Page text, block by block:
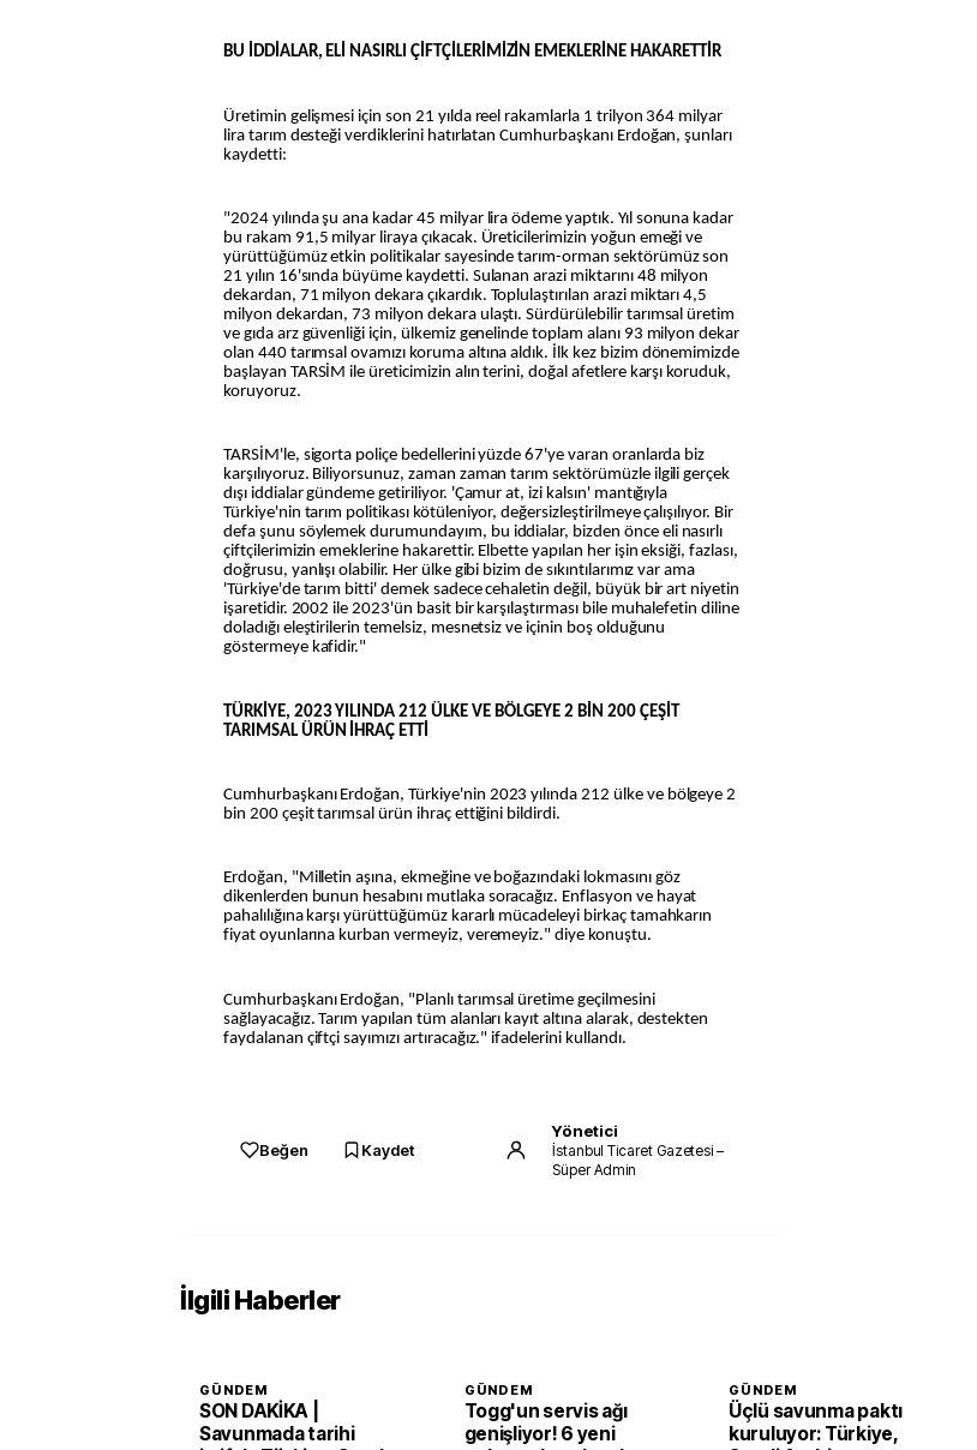
BU İDDİALAR, ELİ NASIRLI ÇİFTÇİLERİMİZİN EMEKLERİNE HAKARETTİR
Üretimin gelişmesi için son 21 yılda reel rakamlarla 1 trilyon 364 milyar
lira tarım desteği verdiklerini hatırlatan Cumhurbaşkanı Erdoğan, şunları
kaydetti:
"2024 yılında şu ana kadar 45 milyar lira ödeme yaptık. Yıl sonuna kadar
bu rakam 91,5 milyar liraya çıkacak. Üreticilerimizin yoğun emeği ve
yürüttüğümüz etkin politikalar sayesinde tarım-orman sektörümüz son
21 yılın 16'sında büyüme kaydetti. Sulanan arazi miktarını 48 milyon
dekardan, 71 milyon dekara çıkardık. Toplulaştırılan arazi miktarı 4,5
milyon dekardan, 73 milyon dekara ulaştı. Sürdürülebilir tarımsal üretim
ve gıda arz güvenliği için, ülkemiz genelinde toplam alanı 93 milyon dekar
olan 440 tarımsal ovamızı koruma altına aldık. İlk kez bizim dönemimizde
başlayan TARSİM ile üreticimizin alın terini, doğal afetlere karşı koruduk,
koruyoruz.
TARSİM'le, sigorta poliçe bedellerini yüzde 67'ye varan oranlarda biz
karşılıyoruz. Biliyorsunuz, zaman zaman tarım sektörümüzle ilgili gerçek
dışı iddialar gündeme getiriliyor. 'Çamur at, izi kalsın' mantığıyla
Türkiye'nin tarım politikası kötüleniyor, değersizleştirilmeye çalışılıyor. Bir
defa şunu söylemek durumundayım, bu iddialar, bizden önce eli nasırlı
çiftçilerimizin emeklerine hakarettir. Elbette yapılan her işin eksiği, fazlası,
doğrusu, yanlışı olabilir. Her ülke gibi bizim de sıkıntılarımız var ama
'Türkiye'de tarım bitti' demek sadece cehaletin değil, büyük bir art niyetin
işaretidir. 2002 ile 2023'ün basit bir karşılaştırması bile muhalefetin diline
doladığı eleştirilerin temelsiz, mesnetsiz ve içinin boş olduğunu
göstermeye kafidir."
TÜRKİYE, 2023 YILINDA 212 ÜLKE VE BÖLGEYE 2 BİN 200 ÇEŞİT
TARIMSAL ÜRÜN İHRAÇ ETTİ
Cumhurbaşkanı Erdoğan, Türkiye'nin 2023 yılında 212 ülke ve bölgeye 2
bin 200 çeşit tarımsal ürün ihraç ettiğini bildirdi.
Erdoğan, "Milletin aşına, ekmeğine ve boğazındaki lokmasını göz
dikenlerden bunun hesabını mutlaka soracağız. Enflasyon ve hayat
pahalılığına karşı yürüttüğümüz kararlı mücadeleyi birkaç tamahkarın
fiyat oyunlarına kurban vermeyiz, veremeyiz." diye konuştu.
Cumhurbaşkanı Erdoğan, "Planlı tarımsal üretime geçilmesini
sağlayacağız. Tarım yapılan tüm alanları kayıt altına alarak, destekten
faydalanan çiftçi sayımızı artıracağız." ifadelerini kullandı.
Beğen Kaydet
Yönetici
İstanbul Ticaret Gazetesi –
Süper Admin
İlgili Haberler
GÜNDEM
SON DAKİKA |
Savunmada tarihi
GÜNDEM
Togg'un servis ağı
genişliyor! 6 yeni
GÜNDEM
Üçlü savunma paktı
kuruluyor: Türkiye,